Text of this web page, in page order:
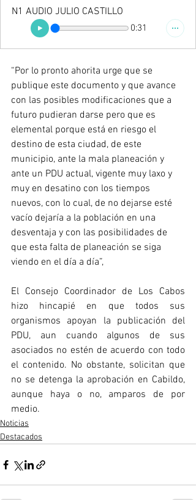
N1 AUDIO JULIO CASTILLO
0:31
“Por lo pronto ahorita urge que se
publique este documento y que avance
con las posibles modificaciones que a
futuro pudieran darse pero que es
elemental porque está en riesgo el
destino de esta ciudad, de este
municipio, ante la mala planeación y
ante un PDU actual, vigente muy laxo y
muy en desatino con los tiempos
nuevos, con lo cual, de no dejarse esté
vacío dejaría a la población en una
desventaja y con las posibilidades de
que esta falta de planeación se siga
viendo en el día a día”,
El Consejo Coordinador de Los Cabos
hizo hincapié en que todos sus
organismos apoyan la publicación del
PDU, aun cuando algunos de sus
asociados no estén de acuerdo con todo
el contenido. No obstante, solicitan que
no se detenga la aprobación en Cabildo,
aunque haya o no, amparos de por
medio.
Noticias
Destacados